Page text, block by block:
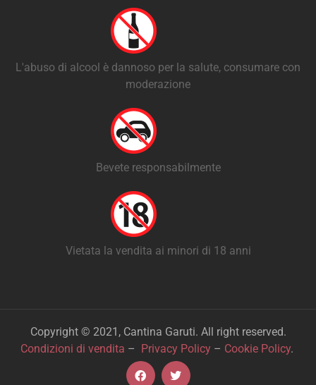
L'abuso di alcool è dannoso per la salute, consumare con
moderazione
Bevete responsabilmente
Vietata la vendita ai minori di 18 anni
Copyright © 2021, Cantina Garuti. All right reserved.
Condizioni di vendita – Privacy Policy– Cookie Policy.